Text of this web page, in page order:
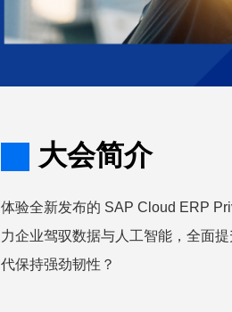
大会简介
体验全新发布的 SAP Cloud ERP
力企业驾驭数据与人工智能，全面
代保持强劲韧性？